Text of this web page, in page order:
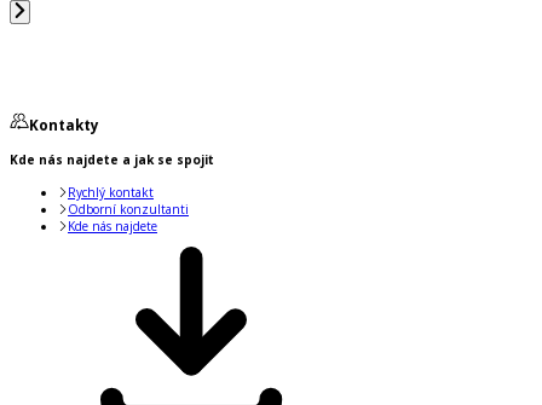
Kontakty
Kde nás najdete a jak se spojit
Rychlý kontakt
Odborní konzultanti
Kde nás najdete